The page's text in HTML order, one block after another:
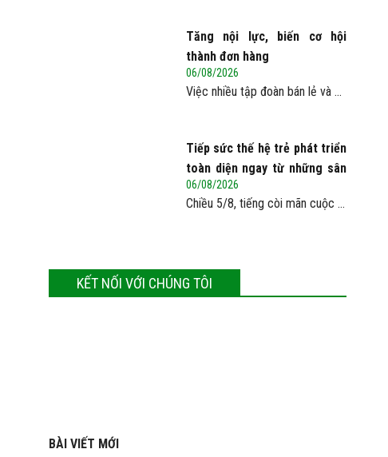
Tăng nội lực, biến cơ hội
thành đơn hàng
06/08/2026
Việc nhiều tập đoàn bán lẻ và ...
Tiếp sức thế hệ trẻ phát triển
toàn diện ngay từ những sân
chơi học đường
06/08/2026
Chiều 5/8, tiếng còi mãn cuộc ...
KẾT NỐI VỚI CHÚNG TÔI
BÀI VIẾT MỚI